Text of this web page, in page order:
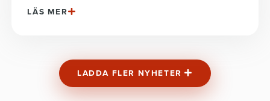
LÄS MER
LADDA FLER NYHETER